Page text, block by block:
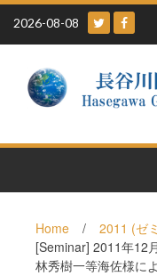
Skip
content
2026-08-08
Home / 2011 (ゼ
[Seminar] 2011年12
林秀樹一等海佐様に